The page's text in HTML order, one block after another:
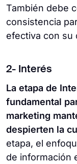
También debe
consistencia
efectiva con su
2- Interés
La etapa de
fundamental
marketing
despierten la
etapa, el
de información